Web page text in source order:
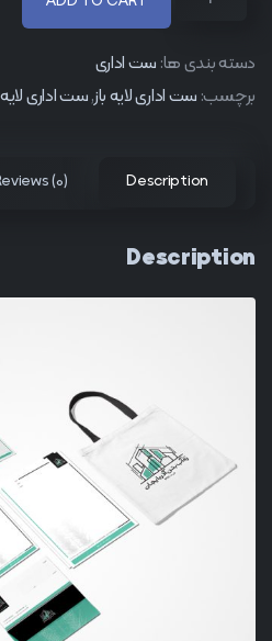
دسته بندی ها: ست اداری
برچسب: ست اداری لایه باز,ست اداری
Description
(0)
Description